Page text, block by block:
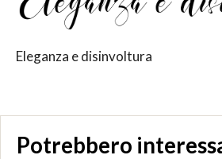
Eleganza e disinvoltura
Potrebbero